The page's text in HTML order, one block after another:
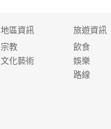
地區資訊
宗教
文化藝術
旅遊資訊
飲食
娛樂
路線